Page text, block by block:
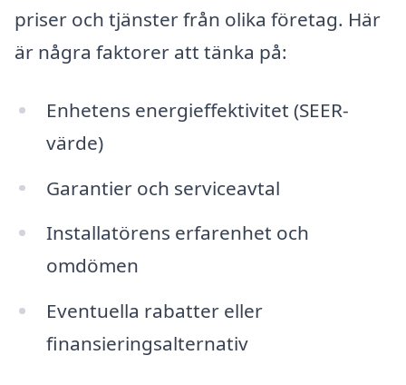
priser och tjänster från olika företag. Här
är några faktorer att tänka på:
Enhetens energieffektivitet (SEER-
värde)
Garantier och serviceavtal
Installatörens erfarenhet och
omdömen
Eventuella rabatter eller
finansieringsalternativ